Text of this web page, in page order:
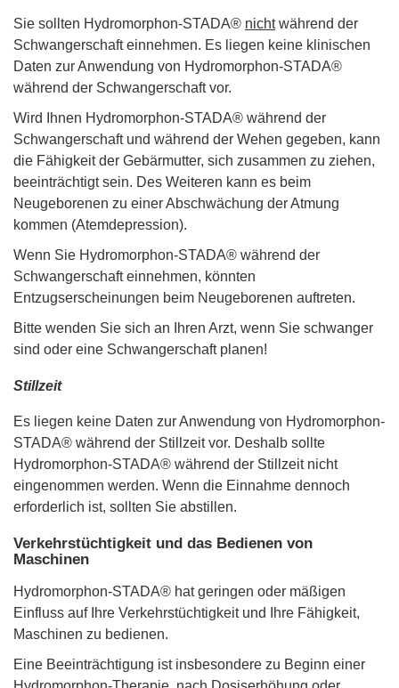
Sie sollten Hydromorphon-STADA® nichtwährend der
Schwangerschaft einnehmen. Es liegen keine klinischen
Daten zur Anwendung von Hydromorphon-STADA®
während der Schwangerschaft vor.
Wird Ihnen Hydromorphon-STADA® während der
Schwangerschaft und während der Wehen gegeben, kann
die Fähigkeit der Gebärmutter, sich zusammen zu ziehen,
beeinträchtigt sein. Des Weiteren kann es beim
Neugeborenen zu einer Abschwächung der Atmung
kommen (Atemdepression).
Wenn Sie Hydromorphon-STADA® während der
Schwangerschaft einnehmen, könnten
Entzugserscheinungen beim Neugeborenen auftreten.
Bitte wenden Sie sich an Ihren Arzt, wenn Sie schwanger
sind oder eine Schwangerschaft planen!
Stillzeit
Es liegen keine Daten zur Anwendung von Hydromorphon-
STADA® während der Stillzeit vor. Deshalb sollte
Hydromorphon-STADA® während der Stillzeit nicht
eingenommen werden. Wenn die Einnahme dennoch
erforderlich ist, sollten Sie abstillen.
Verkehrstüchtigkeit und das Bedienen von
Maschinen
Hydromorphon-STADA® hat geringen oder mäßigen
Einfluss auf Ihre Verkehrstüchtigkeit und Ihre Fähigkeit,
Maschinen zu bedienen.
Eine Beeinträchtigung ist insbesondere zu Beginn einer